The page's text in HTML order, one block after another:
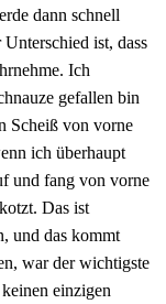
dann schnell
ist, dass
Ich
gefallen bin
Scheiß von vorne
ich überhaupt
und fang von vorne
Das ist
und das kommt
war der wichtigste
einzigen